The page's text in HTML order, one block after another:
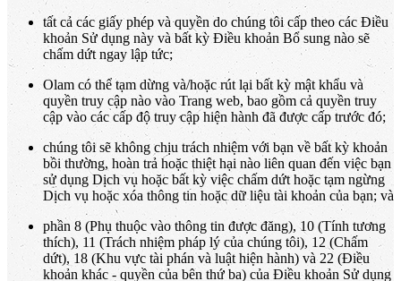
tất cả các giấy phép và quyền do chúng tôi cấp theo các Điều
khoản Sử dụng này và bất kỳ Điều khoản Bổ sung nào sẽ
chấm dứt ngay lập tức;
Olam có thể tạm dừng và/hoặc rút lại bất kỳ mật khẩu và
quyền truy cập nào vào Trang web, bao gồm cả quyền truy
cập vào các cấp độ truy cập hiện hành đã được cấp trước đó;
chúng tôi sẽ không chịu trách nhiệm với bạn về bất kỳ khoản
bồi thường, hoàn trả hoặc thiệt hại nào liên quan đến việc bạn
sử dụng Dịch vụ hoặc bất kỳ việc chấm dứt hoặc tạm ngừng
Dịch vụ hoặc xóa thông tin hoặc dữ liệu tài khoản của bạn; và
phần 8 (Phụ thuộc vào thông tin được đăng), 10 (Tính tương
thích), 11 (Trách nhiệm pháp lý của chúng tôi), 12 (Chấm
dứt), 18 (Khu vực tài phán và luật hiện hành) và 22 (Điều
khoản khác - quyền của bên thứ ba) của Điều khoản Sử dụng